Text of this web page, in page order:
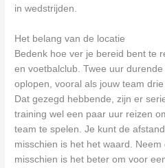
in wedstrijden.
Het belang van de locatie
Bedenk hoe ver je bereid bent te
en voetbalclub. Twee uur
oplopen, vooral als jouw team
Dat gezegd hebbende, zijn er
training wel een paar uur reizen
team te spelen. Je kunt de
misschien is het het waard.
misschien is het beter om voor